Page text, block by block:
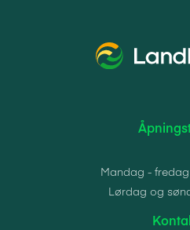
Mandag -
Lørdag og